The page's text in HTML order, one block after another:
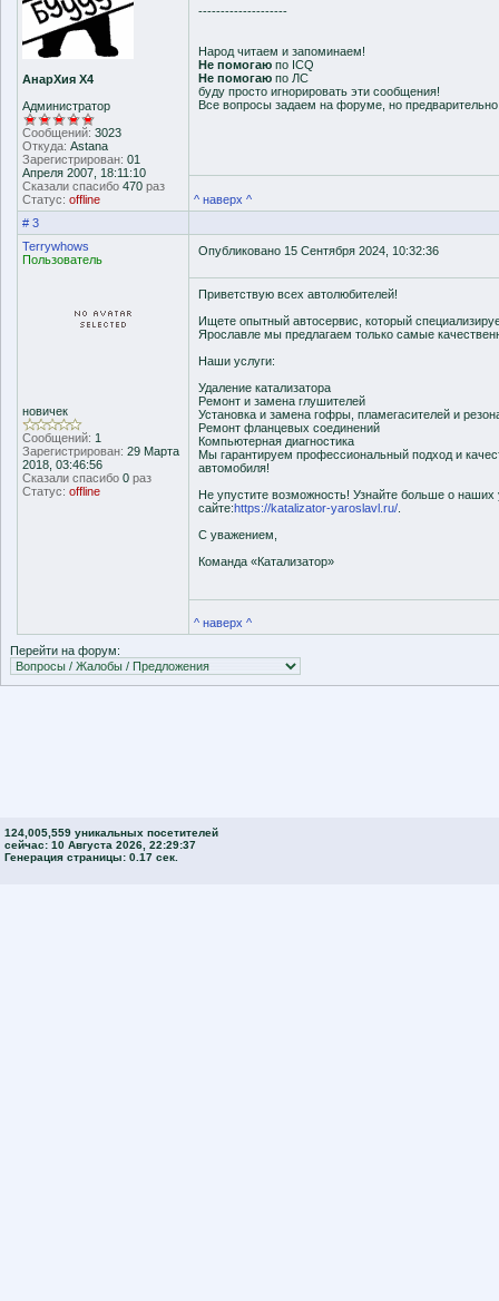
АнарХия Х4
Администратор
Сообщений: 3023
Откуда: Astana
Зарегистрирован: 01
Апреля 2007, 18:11:10
Сказали спасибо 470 раз
Статус: offline
--------------------
Народ читаем и запоминаем!
Не помогаю по ICQ
Не помогаю по ЛС
буду просто игнорировать эти сообщения!
Все вопросы задаем на форуме, но
^ наверх ^
# 3
Terrywhows
Пользователь
новичек
Сообщений: 1
Зарегистрирован: 29 Марта
2018, 03:46:56
Сказали спасибо 0 раз
Статус: offline
Опубликовано 15 Сентября 2024, 10:32:36
Приветствую всех автолюбителей!
Ищете опытный автосервис, который
Ярославле мы предлагаем только самые
Наши услуги:
Удаление катализатора
Ремонт и замена глушителей
Установка и замена гофры, пламегасителей и
Ремонт фланцевых соединений
Компьютерная диагностика
Мы гарантируем профессиональный подход и
автомобиля!
Не упустите возможность! Узнайте больше о
сайте:https://katalizator-yaroslavl.ru/
С уважением,
Команда «Катализатор»
^ наверх ^
Перейти на форум:
124,005,559 уникальных посетителей
сейчас: 10 Августа 2026, 22:29:37
Генерация страницы: 0.17 сек.